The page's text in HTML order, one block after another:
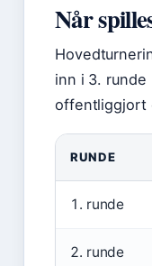
Når
inn i 3. runde
offentliggjort
RUNDE
1. runde
2. runde